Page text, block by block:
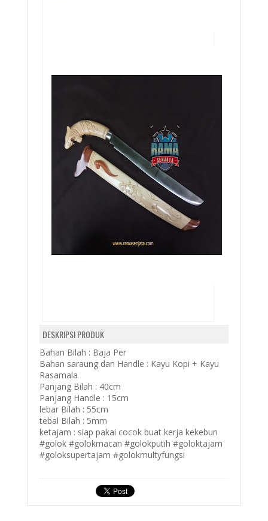
DESKRIPSI PRODUK
Bahan Bilah : Baja Per
Bahan saraung dan Handle : Kayu Kopi + Kayu
Rasamala
Panjang Bilah : 40cm
Panjang Handle : 15cm
lebar Bilah : 55cm
tebal Bilah : 5mm
ketajam : siap pakai cocok buat kerja kekebun
#golok #golokmacan #golokputih #goloktajam
#goloksupertajam #golokmultyfungsi